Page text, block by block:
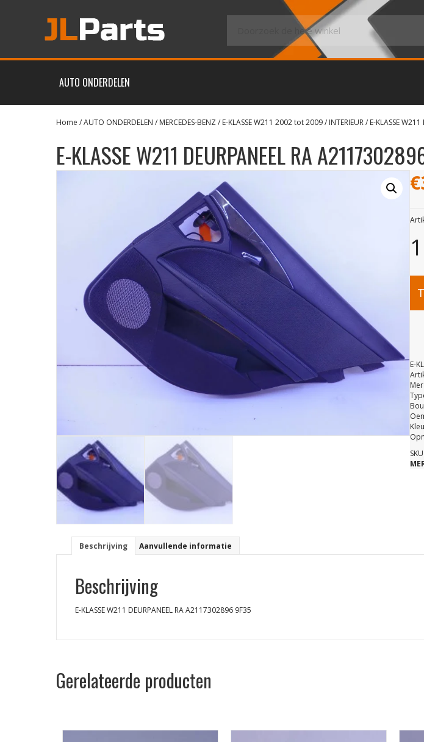
AUTO ONDERDELEN
Home /AUTO ONDERDELEN / MERCEDES-BENZ/ E-KLASSE W211 2002 tot 2009/ INTERIEUR/ E-KLASSE
E-KLASSE W211 DEURPANEEL RA
€
E-
SKU:
Beschrijving Aanvullende informatie
Beschrijving
E-KLASSE W211 DEURPANEEL RA A2117302896 9F35
Gerelateerde producten